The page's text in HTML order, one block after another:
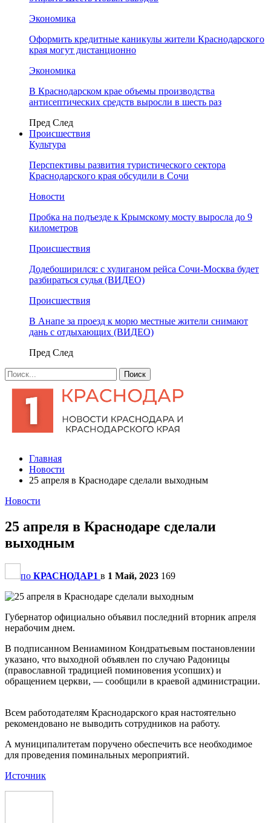
Экономика
Оформить кредитные каникулы жители Краснодарского
края могут дистанционно
Экономика
В Краснодарском крае объемы производства
антисептических средств выросли в шесть раз
Пред След
Происшествия
Культура
Перспективы развития туристического сектора
Краснодарского края обсудили в Сочи
Новости
Пробка на подъезде к Крымскому мосту выросла до 9
километров
Происшествия
Додебоширился: с хулиганом рейса Сочи-Москва будет
разбираться судья (ВИДЕО)
Происшествия
В Анапе за проезд к морю местные жители снимают
дань с отдыхающих (ВИДЕО)
Пред След
Главная
Новости
25 апреля в Краснодаре сделали выходным
Новости
25 апреля в Краснодаре сделали
выходным
по КРАСНОДАР1 в 1 Май, 2023 169
Губернатор официально объявил последний вторник апреля
нерабочим днем.
В подписанном Вениамином Кондратьевым постановлении
указано, что выходной объявлен по случаю Радоницы
(православной традицией поминовения усопших) и
обращением церкви, — сообщили в краевой администрации.
Всем работодателям Краснодарского края настоятельно
рекомендовано не выводить сотрудников на работу.
А муниципалитетам поручено обеспечить все необходимое
для проведения поминальных мероприятий.
Источник